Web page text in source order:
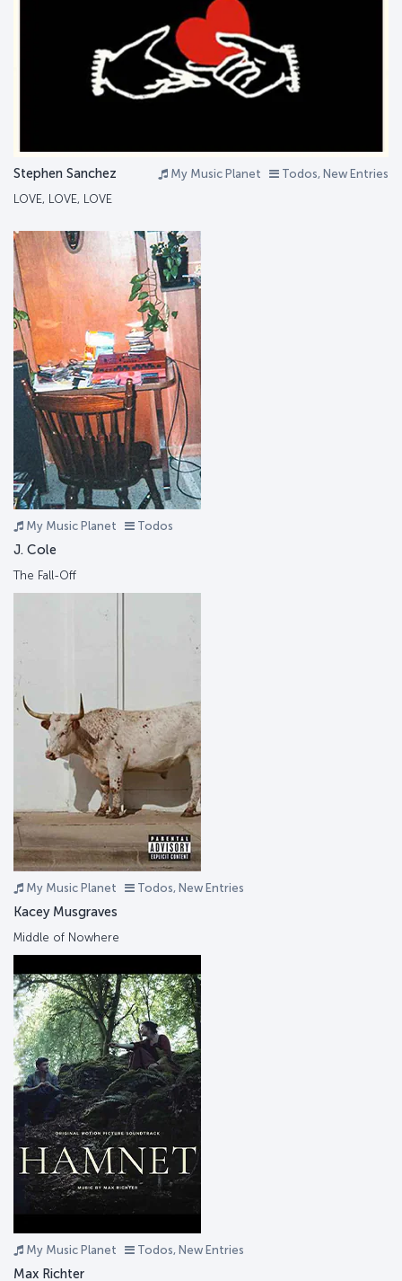
My Music Planet Todos, New Entries
Stephen Sanchez
LOVE, LOVE, LOVE
My Music Planet Todos
J. Cole
The Fall-Off
My Music Planet Todos, New Entries
Kacey Musgraves
Middle of Nowhere
My Music Planet Todos, New Entries
Max Richter